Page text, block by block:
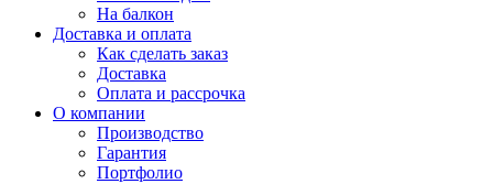
На балкон
Доставка и оплата
Как сделать заказ
Доставка
Оплата и рассрочка
О компании
Производство
Гарантия
Портфолио